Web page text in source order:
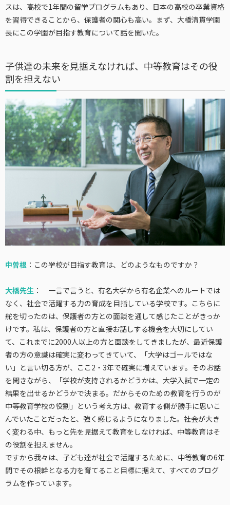
スは、高校で1年間の留学プログラムもあり、日本の高校の卒業資格
を習得できることから、保護者の関心も高い。まず、大橋清貫学園
長にこの学園が目指す教育について話を聞いた。
子供達の未来を見据えなければ、中等教育はその役
割を担えない
中曽根 ：この学校が目指す教育は、どのようなものですか？
大橋先生 ： 一言で言うと、有名大学から有名企業へのルートでは
なく、社会で活躍する力の育成を目指している学校です。こちらに
舵を切ったのは、保護者の方との面談を通して感じたことがきっか
けです。私は、保護者の方と直接お話しする機会を大切にしてい
て、これまでに2000人以上の方と面談をしてきましたが、最近保護
者の方の意識は確実に変わってきていて、「大学はゴールではな
い」と言い切る方が、ここ2・3年で確実に増えています。そのお話
を聞きながら、「学校が支持されるかどうかは、大学入試で一定の
結果を出せるかどうかで決まる。だからそのための教育を行うのが
中等教育学校の役割」という考え方は、教育する側が勝手に思いこ
んでいたことだったと、強く感じるようになりました。社会が大き
く変わる中、もっと先を見据えて教育をしなければ、中等教育はそ
の役割を担えません。
ですから我々は、子ども達が社会で活躍するために、中等教育の6年
間でその根幹となる力を育てること目標に据えて、すべてのプログ
ラムを作っています。